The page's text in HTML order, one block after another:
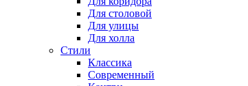
Для столовой
Для улицы
Для холла
Стили
Классика
Современный